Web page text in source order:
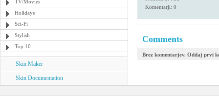
TV/Movies
Holidays
Sci-Fi
Stylish
Top 10
Skin Maker
Skin Documentation
Komentarji: 0
Comments
Brez komentarjev. Oddaj prvi